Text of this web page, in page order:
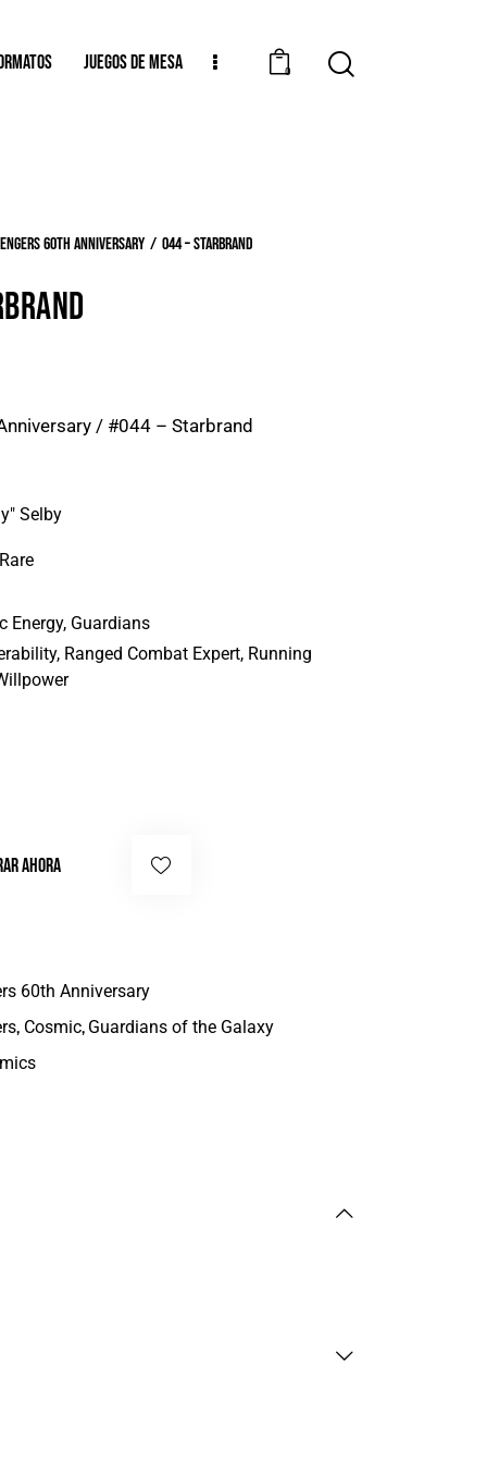
JUEGOS DE MESA 0
60th Anniversary 044 – Starbrand
/ #044 – Starbrand
Selby
Energy, Guardians
Ranged Combat Expert, Running
AHORA
60th Anniversary
, Cosmic, Guardians of the Galaxy